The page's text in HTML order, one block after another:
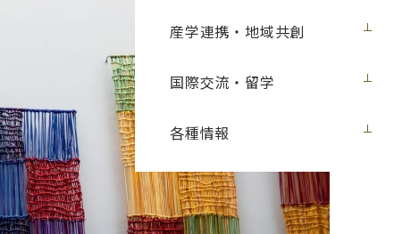
産学連携・地域共創
国際交流・留学
各種情報